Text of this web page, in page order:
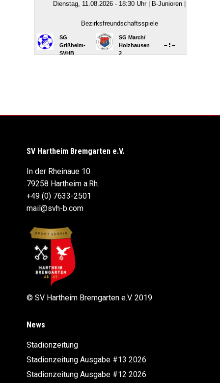
SV Hartheim Bremgarten e.V.
In der Rheinaue 10
79258 Hartheim a.Rh.
+49 (0) 7633-2501
mail@svh-b.com
© SV Hartheim Bremgarten e.V. 2019
News
Stadionzeitung
Stadionzeitung Ausgabe #13 2026
Stadionzeitung Ausgabe #12 2026